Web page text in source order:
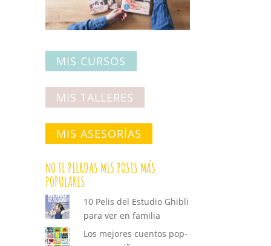
MIS CURSOS
MIS TALLERES
MIS ASESORÍAS
NO TE PIERDAS MIS POSTS MÁS
POPULARES
10 Pelis del Estudio Ghibli
para ver en familia
Los mejores cuentos pop-